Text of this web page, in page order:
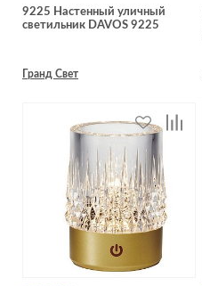
9225 Настенный уличный
светильник DAVOS 9225
Гранд Свет